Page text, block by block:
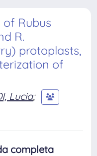
of Rubus
R.
protoplasts,
of
Lucia;
completa